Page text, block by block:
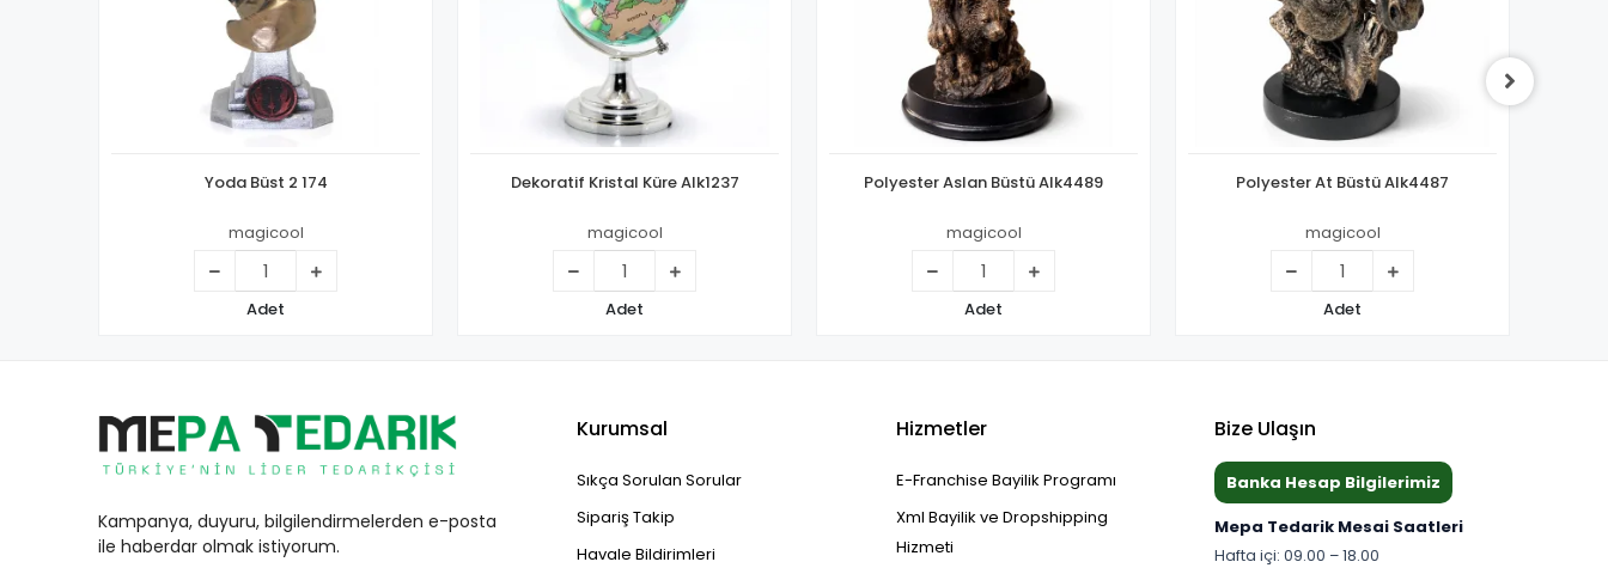
Yoda Büst 2 174
magicool
Adet
Dekoratif Kristal Küre Alk1237
magicool
Adet
Polyester Aslan Büstü Alk4489
magicool
Adet
Polyester At Büstü Alk4487
magicool
Adet
Kampanya, duyuru, bilgilendirmelerden e-posta
ile haberdar olmak istiyorum.
Kurumsal
Sıkça Sorulan Sorular
Sipariş Takip
Havale Bildirimleri
Hizmetler
E-Franchise Bayilik Programı
Xml Bayilik ve Dropshipping
Hizmeti
Bize Ulaşın
Banka Hesap Bilgilerimiz
Mepa Tedarik Mesai Saatleri
Hafta içi: 09.00 – 18.00